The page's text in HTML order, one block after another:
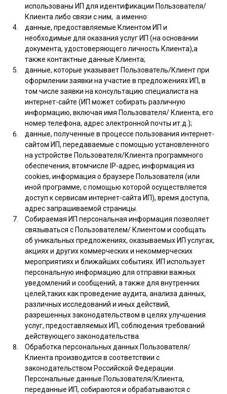
использованы ИП для идентификации Пользователя/
Клиента либо связи с ним, а именно:
данные, предоставляемые Клиентом ИП и
необходимые для оказания услуг ИП (на основании
документа, удостоверяющего личность Клиента),а
также контактные данные Клиента;
данные, которые указывает Пользователь/Клиент при
оформлении заявки на участие в предложениях ИП, в
том числе заявки на консультацию специалиста на
интернет-сайте (ИП может собирать различную
информацию, включая имя Пользователя/ Клиента, его
номер телефона, адрес электронной почты ит.д.);
данные, полученные в процессе пользования интернет-
сайтом ИП, передаваемые с помощью установленного
на устройстве Пользователя/Клиента программного
обеспечения, втомчисле IP-адрес, информация из
cookies, информация о браузере Пользователя (или
иной программе, с помощью которой осуществляется
доступ к сервисам интернет-сайта ИП), время доступа,
адрес запрашиваемой страницы.
Собираемая ИП персональная информация позволяет
связываться с Пользователем/ Клиентом и сообщать
об уникальных предложениях, оказываемых ИП услугах,
акциях и других коммерческих и некоммерческих
мероприятиях и ближайших событиях. ИП использует
персональную информацию для отправки важных
уведомлений и сообщений, а также для внутренних
целей,таких как проведение аудита, анализа данных,
различных исследований и иных действий,
разрешенных законодательством в целях улучшения
услуг, предоставляемых ИП, соблюдения требований
действующего законодательства.
Обработка персональных данных Пользователя/
Клиента производится в соответствии с
законодательством Российской Федерации.
Персональные данные Пользователя/Клиента,
переданные ИП, собираются и обрабатываются с